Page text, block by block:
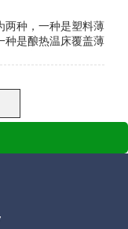
两种，一种是塑料薄
种是酿热温床覆盖薄